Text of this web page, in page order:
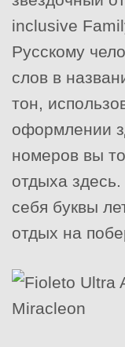
inclusive
Русскому
слов в
тон,
оформлении
номеров вы
отдыха
себя буквы
отдых на